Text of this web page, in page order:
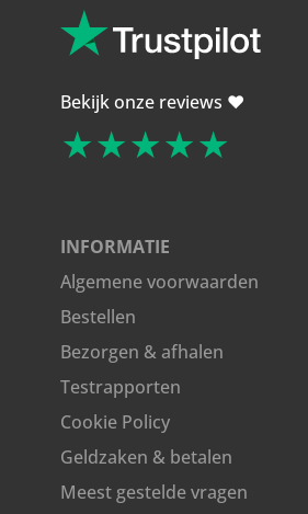
Bekijk onze reviews ❤️
★★★★★
INFORMATIE
Algemene voorwaarden
Bestellen
Bezorgen & afhalen
Testrapporten
Cookie Policy
Geldzaken & betalen
Meest gestelde vragen